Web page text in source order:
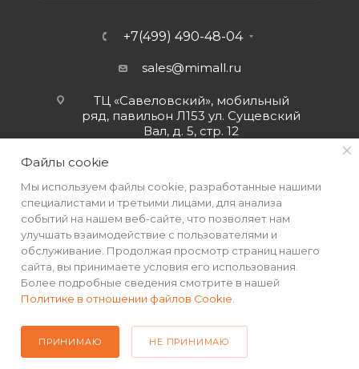
+7(499) 490-48-04
sales@mimall.ru
ТЦ «Савеловский», мобильный
ряд, павильон Л153 ул. Сущевский
Вал, д. 5, стр. 12
2026 © Интернет-магазин MiMall® • Не является публичной
офертой • 2026 г.
Файлы cookie
Мы используем файлы cookie, разработанные нашими
специалистами и третьими лицами, для анализа
событий на нашем веб-сайте, что позволяет нам
улучшать взаимодействие с пользователями и
обслуживание. Продолжая просмотр страниц нашего
сайта, вы принимаете условия его использования.
Более подробные сведения смотрите в нашей
Политике в отношении файлов Cookie
ПРИНИМАЮ НЕ ПРИНИМАЮ